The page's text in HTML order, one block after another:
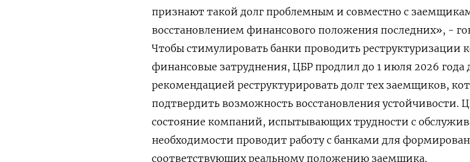
признают такой долг проблемным и совместно с
восстановлением финансового положения последних», -
Чтобы стимулировать банки проводить
финансовые затруднения, ЦБР продлил до 1 июля 2026 года
рекомендацией реструктурировать долг тех заемщиков,
подтвердить возможность восстановления устойчивости.
состояние компаний, испытывающих трудности с
необходимости проводит работу с банками для
соответствующих реальному положению заемщика.